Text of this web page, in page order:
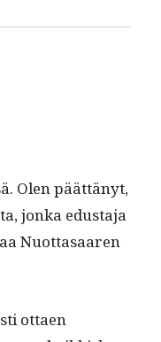
Olen päät­tänyt,
jon­ka edus­ta­ja
Nuot­tasaaren
ottaen